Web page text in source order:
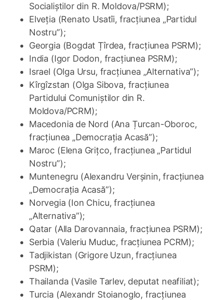
Socialiștilor din R. Moldova/PSRM);
Elveția (Renato Usatîi, fracțiunea „Partidul
Nostru”);
Georgia (Bogdat Țîrdea, fracțiunea PSRM);
India (Igor Dodon, fracțiunea PSRM);
Israel (Olga Ursu, fracțiunea „Alternativa”);
Kîrgîzstan (Olga Sibova, fracțiunea
Partidului Comuniștilor din R.
Moldova/PCRM);
Macedonia de Nord (Ana Țurcan-Oboroc,
fracțiunea „Democrația Acasă”);
Maroc (Elena Grițco, fracțiunea „Partidul
Nostru”);
Muntenegru (Alexandru Verșinin, fracțiunea
„Democrația Acasă”);
Norvegia (Ion Chicu, fracțiunea
„Alternativa”);
Qatar (Alla Darovannaia, fracțiunea PSRM);
Serbia (Valeriu Muduc, fracțiunea PCRM);
Tadjikistan (Grigore Uzun, fracțiunea
PSRM);
Thailanda (Vasile Tarlev, deputat neafiliat);
Turcia (Alexandr Stoianoglo, fracțiunea